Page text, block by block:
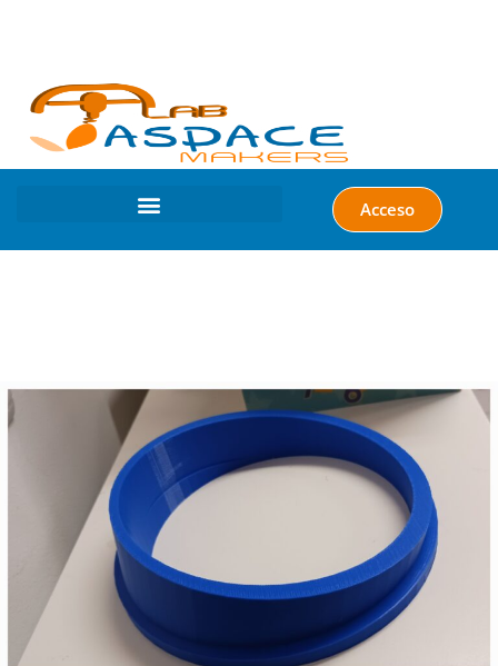
Acceso